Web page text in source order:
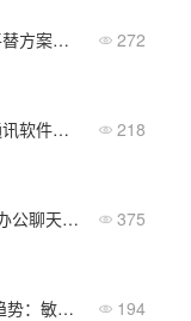
钉钉、企微、飞书的开源平替方案：与头部IM类似的软件 272
不同厂商私有化部署即时通讯软件多少钱？5家主流报价对比 218
告别微信办公：这5款企业办公聊天软件更专业 375
2026年企业聊天软件定制趋势：敏捷迭代、模块化配置 194